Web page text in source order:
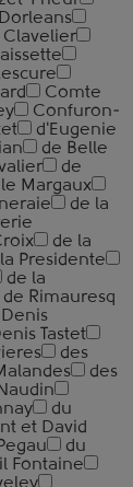
Clavelier
Comte
Confuron-
d'Eugenie
de Belle
de
Margaux
de la
de la
Presidente
de la
de Rimauresq
Denis
Tastet
des
des
du
et David
du
Fontaine